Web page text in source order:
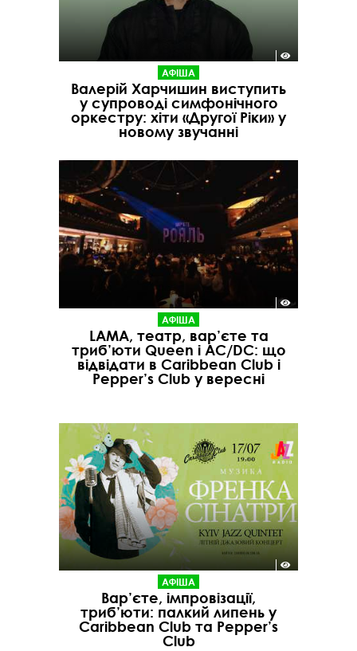
АФІША
Валерій Харчишин виступить
у супроводі симфонічного
оркестру: хіти «Другої Ріки» у
новому звучанні
АФІША
LAMA, театр, вар’єте та
триб’юти Queen і AC/DC: що
відвідати в Caribbean Club і
Pepper’s Club у вересні
АФІША
Вар’єте, імпровізації,
триб’юти: палкий липень у
Caribbean Club та Pepper’s
Club